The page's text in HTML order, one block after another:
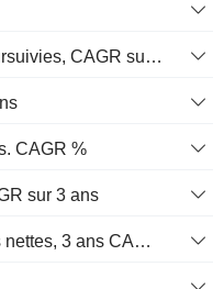
Bénéfices des activités poursuivies, CAGR sur 3 ans
CAGR %
sur 3 ans
Immobilisations corporelles nettes, 3 ans CAGR %